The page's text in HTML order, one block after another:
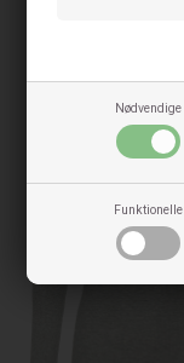
Nødvendige
Funktionelle